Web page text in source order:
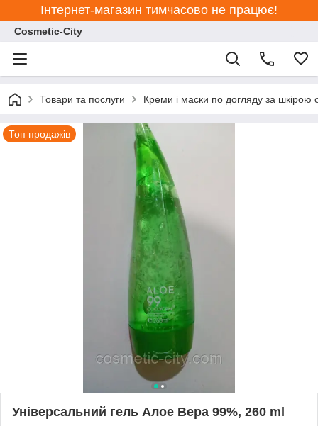
Інтернет-магазин тимчасово не працює!
Cosmetic-City
Товари та послуги Креми і маски по догляду за шкірою
Топ продажів
Універсальний гель Алое Вера 99%, 260 ml